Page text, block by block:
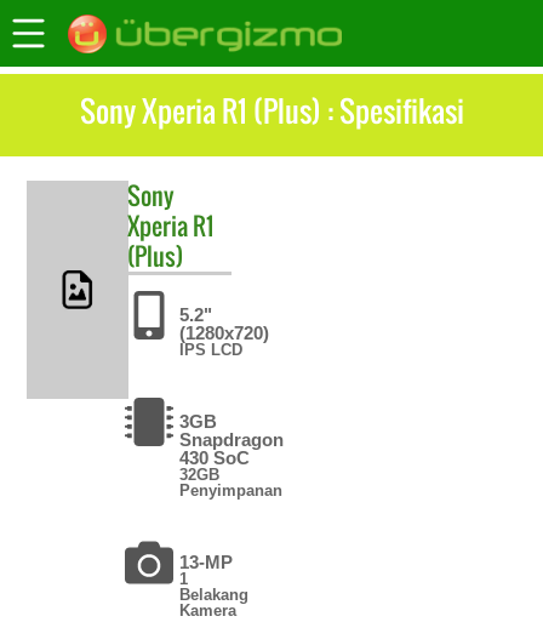
Sony Xperia R1 (Plus) : Spesifikasi
Sony
Xperia R1
(Plus)
5.2"
(1280x720)
IPS LCD
3GB
Snapdragon
430 SoC
32GB
Penyimpanan
13-MP
1
Belakang
Kamera